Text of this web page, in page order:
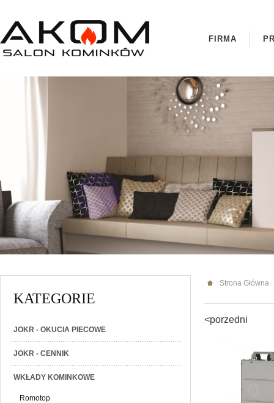
FIRMA
KATEGORIE
JOKR - OKUCIA PIECOWE
JOKR - CENNIK
WKŁADY KOMINKOWE
Romotop
Strona Główna
<porzedni